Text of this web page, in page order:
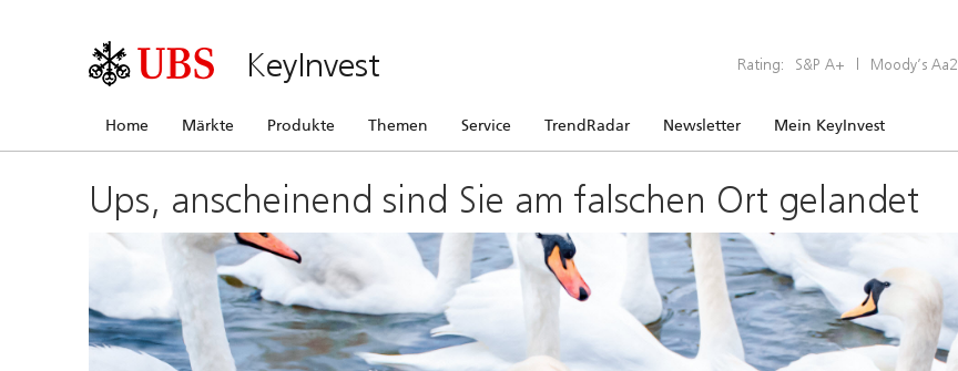
KeyInvest Rating: S&P A+ | Moody’s Aa2
Home Märkte Produkte Themen Service TrendRadar Newsletter Mein KeyInvest
Ups, anscheinend sind Sie am falschen Ort gelandet